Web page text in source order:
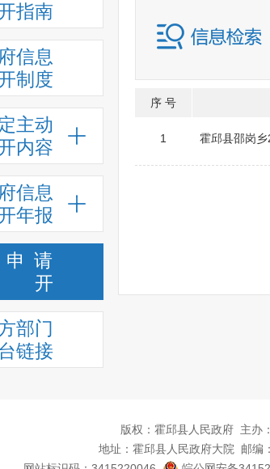
指南
信息
制度
主动
内容
信息
年报
请
开
部门
链接
序 号
1 霍邱县邵岗
版权：霍邱县人民政府 主办
地址：霍邱县人民政府大院
邮编